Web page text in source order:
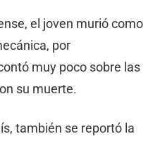
el joven murió como
por
muy poco sobre las
su muerte.
también se reportó la